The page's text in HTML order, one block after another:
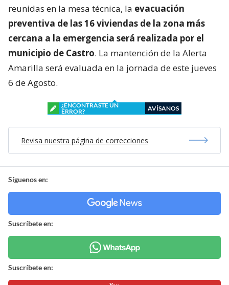
reunidas en la mesa técnica, la evacuación
preventiva de las 16 viviendas de la zona más
cercana a la emergencia será realizada por el
municipio de Castro. La mantención de la Alerta
Amarilla será evaluada en la jornada de este jueves
6 de Agosto.
¿ENCONTRASTE UN
ERROR?
AVÍSANOS
Revisa nuestra página de correcciones
Síguenos en:
Suscríbete en:
Suscríbete en: